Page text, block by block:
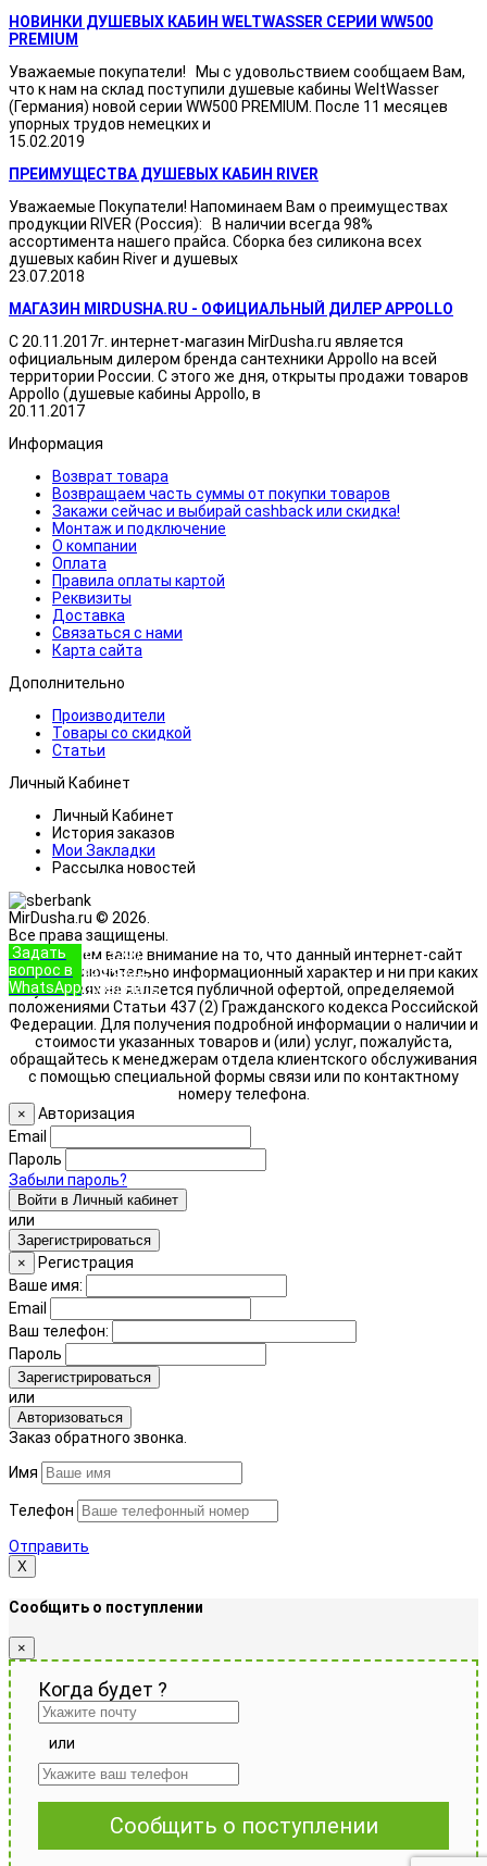
НОВИНКИ ДУШЕВЫХ КАБИН WELTWASSER СЕРИИ WW500
PREMIUM
Уважаемые покупатели! Мы с удовольствием сообщаем Вам,
что к нам на склад поступили душевые кабины WeltWasser
(Германия) новой серии WW500 PREMIUM. После 11 месяцев
упорных трудов немецких и
15.02.2019
ПРЕИМУЩЕСТВА ДУШЕВЫХ КАБИН RIVER
Уважаемые Покупатели! Напоминаем Вам о преимуществах
продукции RIVER (Россия): В наличии всегда 98%
ассортимента нашего прайса. Сборка без силикона всех
душевых кабин River и душевых
23.07.2018
МАГАЗИН MIRDUSHA.RU - ОФИЦИАЛЬНЫЙ ДИЛЕР APPOLLO
С 20.11.2017г. интернет-магазин MirDusha.ru является
официальным дилером бренда сантехники Appollo на всей
территории России. С этого же дня, открыты продажи товаров
Appollo (душевые кабины Appollo, в
20.11.2017
Информация
Возврат товара
Возвращаем часть суммы от покупки товаров
Закажи сейчас и выбирай cashback или скидка!
Монтаж и подключение
О компании
Оплата
Правила оплаты картой
Реквизиты
Доставка
Связаться с нами
Карта сайта
Дополнительно
Производители
Товары со скидкой
Статьи
Личный Кабинет
Личный Кабинет
История заказов
Мои Закладки
Рассылка новостей
MirDusha.ru © 2026.
Все права защищены.
Обращаем ваше внимание на то, что данный интернет-сайт
носит исключительно информационный характер и ни при каких
условиях не является публичной офертой, определяемой
положениями Статьи 437 (2) Гражданского кодекса Российской
Федерации. Для получения подробной информации о наличии и
стоимости указанных товаров и (или) услуг, пожалуйста,
обращайтесь к менеджерам отдела клиентского обслуживания
с помощью специальной формы связи или по контактному
номеру телефона.
Задать
вопрос в
WhatsApp
+7 (933)
888-8322
Позвонить
×
Авторизация
Email
Пароль
Забыли пароль?
Войти в Личный кабинет
или
Зарегистрироваться
×
Регистрация
Ваше имя:
Email
Ваш телефон:
Пароль
Зарегистрироваться
или
Авторизоваться
Заказ обратного звонка.
Имя
Телефон
Отправить
Х
Сообщить о поступлении
×
Когда будет ?
или
Сообщить о поступлении